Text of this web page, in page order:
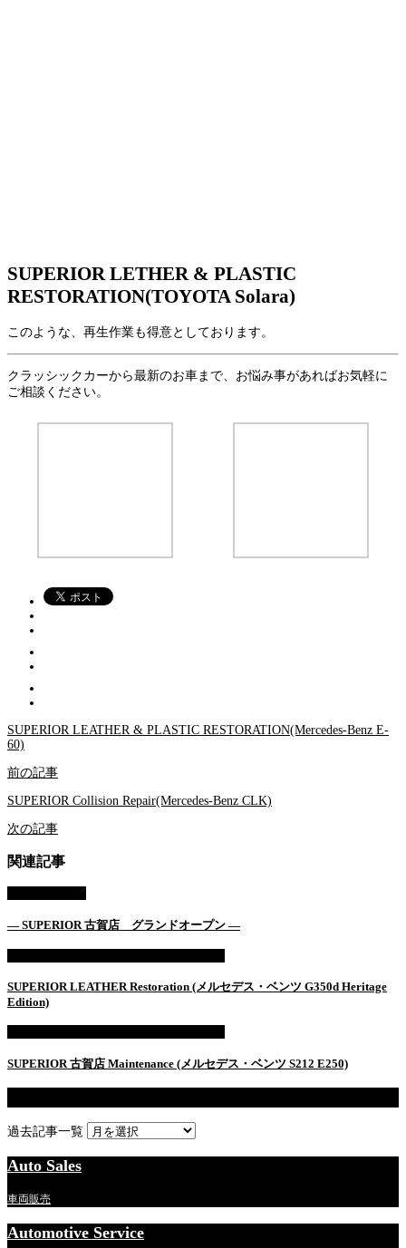
SUPERIOR LETHER & PLASTIC
RESTORATION(TOYOTA Solara)
このような、再生作業も得意としております。
クラッシックカーから最新のお車まで、お悩み事があればお気軽に
ご相談ください。
SUPERIOR LEATHER & PLASTIC RESTORATION(Mercedes-Benz E-
60)
前の記事
SUPERIOR Collision Repair(Mercedes-Benz CLK)
次の記事
関連記事
— SUPERIOR 古賀店 グランドオープン —
SUPERIOR LEATHER Restoration (メルセデス・ベンツ G350d Heritage
Edition)
SUPERIOR 古賀店 Maintenance (メルセデス・ベンツ S212 E250)
過去記事一覧
Auto Sales
車両販売
Automotive Service